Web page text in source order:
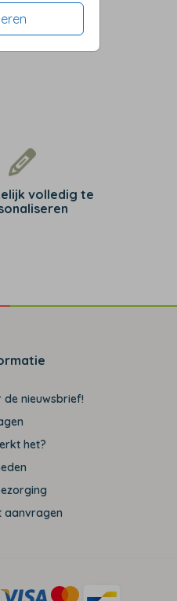
volledig te
nieuwsbrief!
het?
aanvragen